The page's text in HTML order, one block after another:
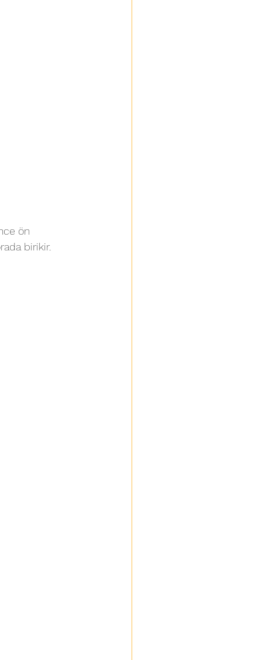
ön
birikir.